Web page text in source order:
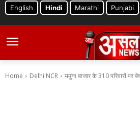
English Hindi Marathi Punjabi
Home Delhi NCR यमुना बाजार के 310 परिवारों पर